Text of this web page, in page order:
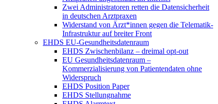
Zwei Administratoren retten die Datensicherheit
in deutschen Arztpraxen
Widerstand von Ärzt*innen gegen die Telematik-
Infrastruktur auf breiter Front
EHDS EU-Gesundheitsdatenraum
EHDS Zwischenbilanz – dreimal opt-out
EU Gesundheitsdatenraum –
Kommerzialisierung von Patientendaten ohne
Widerspruch
EHDS Position Paper
EHDS Stellungnahme